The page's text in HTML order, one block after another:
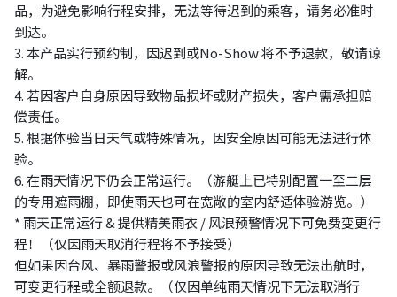
品，为避免影响行程安排，无法等待迟到的乘客，请务必准时
到达。
3. 本产品实行预约制，因迟到或No-Show 将不予退款，敬请谅
解。
4. 若因客户自身原因导致物品损坏或财产损失，客户需承担赔
偿责任。
5. 根据体验当日天气或特殊情况，因安全原因可能无法进行体
验。
6. 在雨天情况下仍会正常运行。（游艇上已特别配置一至二层
的专用遮雨棚，即使雨天也可在宽敞的室内舒适体验游览。）
* 雨天正常运行 & 提供精美雨衣 / 风浪预警情况下可免费变更行
程！（仅因雨天取消行程将不予接受）
但如果因台风、暴雨警报或风浪警报的原因导致无法出航时，
可变更行程或全额退款。（仅因单纯雨天情况下无法取消行